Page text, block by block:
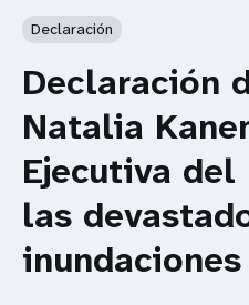
Declaración
Declaración
Natalia
Ejecutiva del
las